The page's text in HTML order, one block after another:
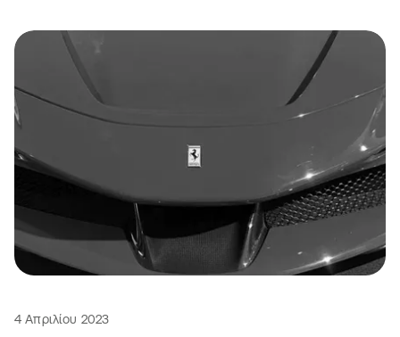
4 Απριλίου 2023